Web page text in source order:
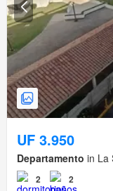
UF 3.950
Departamento in La
2 2